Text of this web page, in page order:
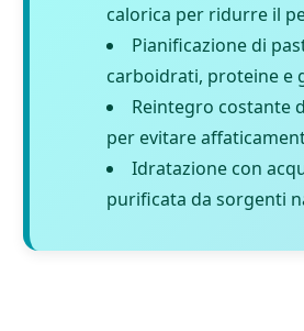
calorica per ridurre il
Pianificazione di
carboidrati, proteine e
Reintegro costante
per evitare
Idratazione con
purificata da sorgenti